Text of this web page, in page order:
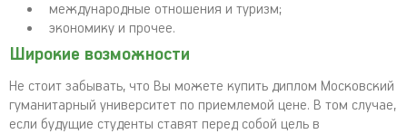
международные отношения и туризм;
экономику и прочее.
Широкие возможности
Не стоит забывать, что Вы можете купить диплом Московский
гуманитарный университет по приемлемой цене. В том случае,
если будущие студенты ставят перед собой цель в